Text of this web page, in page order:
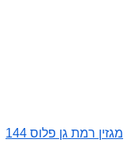
מגזין רמת גן פלוס 144